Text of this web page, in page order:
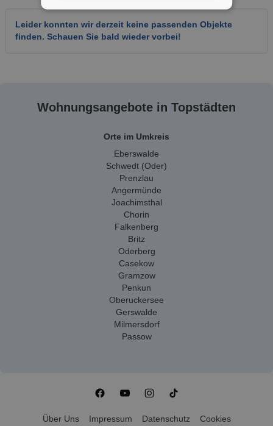
Leider konnten wir derzeit keine passenden Objekte
finden. Schauen Sie bald wieder vorbei!
Wohnungsangebote in Topstädten
Orte im Umkreis
Eberswalde
Schwedt (Oder)
Prenzlau
Angermünde
Joachimsthal
Chorin
Falkenberg
Britz
Oderberg
Casekow
Gramzow
Penkun
Oberuckersee
Gerswalde
Milmersdorf
Passow
Über Uns Impressum Datenschutz Cookies